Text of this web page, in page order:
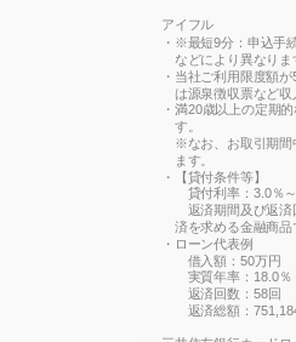
アイフル
※最短9分：申込手
などにより異なりま
当社ご利用限度額
は源泉徴収票など収
満20歳以上の定期
す。
※なお、お取引期間
ます。
【貸付条件等】
貸付利率：3.0％～
返済期間及び返済
済を求める金融商
ローン代表例
借入額：50万円
実質年率：18.0％
返済回数：58回
返済総額：